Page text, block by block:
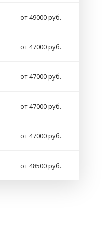
от 49000 руб.
от 47000 руб.
от 47000 руб.
от 47000 руб.
от 47000 руб.
от 48500 руб.